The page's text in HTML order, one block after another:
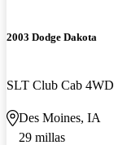
2003 Dodge Dakota
SLT Club Cab 4WD
Des Moines, IA
29 millas